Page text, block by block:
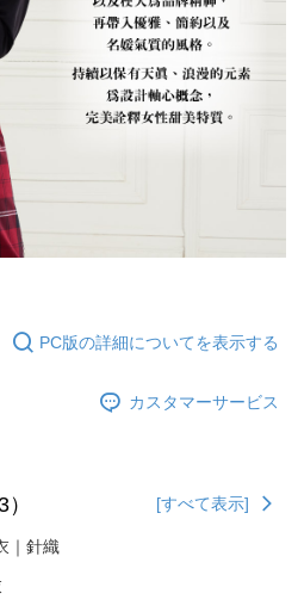
PC版の詳細についてを表示する
カスタマーサービス
[すべて表示]
｜針織